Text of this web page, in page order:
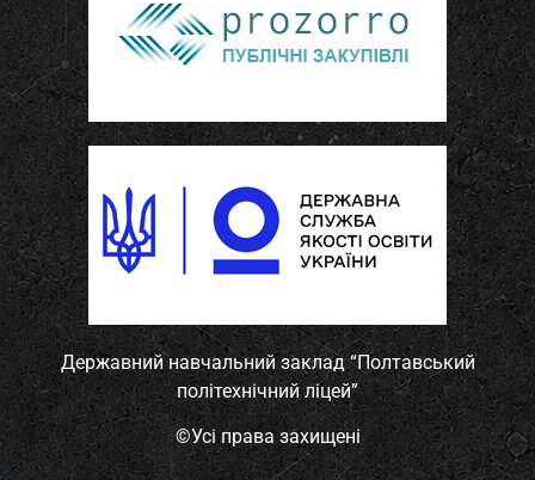
Державний навчальний заклад “Полтавський
політехнічний ліцей”
©Усі права захищені